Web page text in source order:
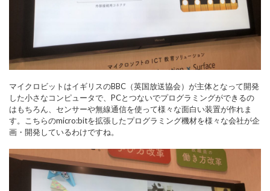
マイクロビットはイギリスのBBC（英国放送協会）が主体となって開発
した小さなコンピュータで、PCとつないでプログラミングができるの
はもちろん、センサーや無線通信を使って様々な面白い装置が作れま
す。こちらのmicro:bitを拡張したプログラミング機材を様々な会社が企
画・開発しているわけですね。